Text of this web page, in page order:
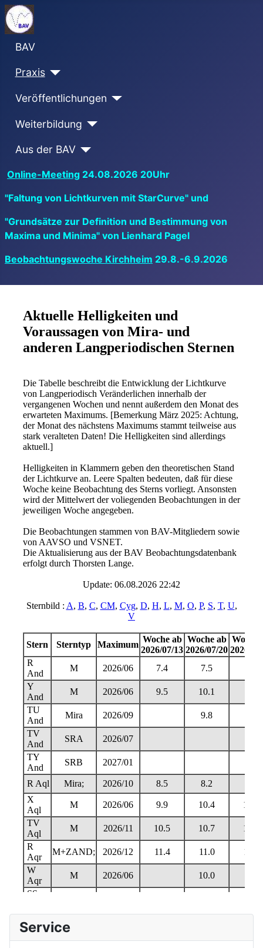
BAV
Praxis
Veröffentlichungen
Weiterbildung
Aus der BAV
Online-Meeting 24.08.2026 20Uhr
"Faltung von Lichtkurven mit StarCurve" und
"Grundsätze zur Definition und Bestimmung von
Maxima und Minima" von Lienhard Pagel
Beobachtungswoche Kirchheim 29.8.-6.9.2026
Service